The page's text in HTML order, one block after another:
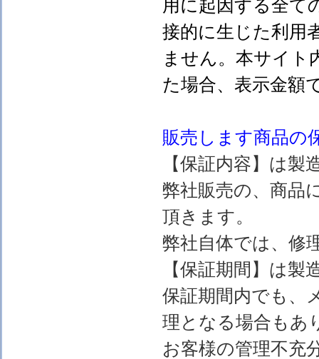
用に起因する全て
接的に生じた利用
ません。本サイト
た場合、表示金
販売します商品の
【保証内容】は
弊社販売の、商品
頂きます。
弊社自体では、修
【保証期間】は
保証期間内でも、
理となる場合もあ
お客様の管理不充